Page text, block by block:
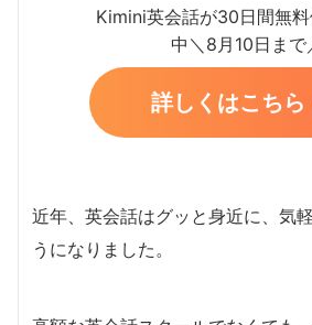
Kimini英会話が30日間無
中＼8月10日まで
詳しくはこちら
近年、英会話はグッと身近に、気
うになりました。